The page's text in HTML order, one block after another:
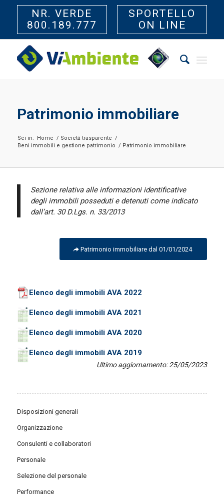
NR. VERDE
800.189.777
SPORTELLO
ON LINE
Patrimonio immobiliare
Sei in: Home / Società trasparente /
Beni immobili e gestione patrimonio / Patrimonio immobiliare
Sezione relativa alle informazioni identificative
degli immobili posseduti e detenuti come indicato
dall’art. 30 D.Lgs. n. 33/2013
Patrimonio immobiliare dal 01/01/2024
Elenco degli immobili AVA 2022
Elenco degli immobili AVA 2021
Elenco degli immobili AVA 2020
Elenco degli immobili AVA 2019
Ultimo aggiornamento: 25/05/2023
Disposizioni generali
Organizzazione
Consulenti e collaboratori
Personale
Selezione del personale
Performance